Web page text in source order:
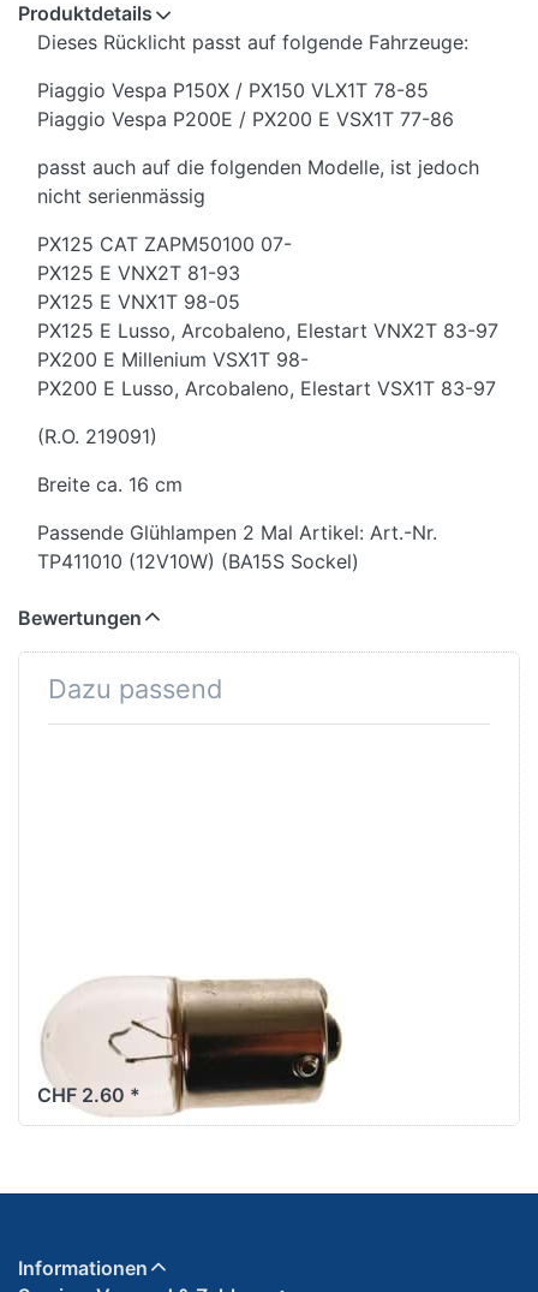
Produktdetails
Dieses Rücklicht passt auf folgende Fahrzeuge:
Piaggio Vespa P150X / PX150 VLX1T 78-85
Piaggio Vespa P200E / PX200 E VSX1T 77-86
passt auch auf die folgenden Modelle, ist jedoch
nicht serienmässig
PX125 CAT ZAPM50100 07-
PX125 E VNX2T 81-93
PX125 E VNX1T 98-05
PX125 E Lusso, Arcobaleno, Elestart VNX2T 83-97
PX200 E Millenium VSX1T 98-
PX200 E Lusso, Arcobaleno, Elestart VSX1T 83-97
(R.O. 219091)
Breite ca. 16 cm
Passende Glühlampen 2 Mal Artikel: Art.-Nr.
TP411010 (12V10W) (BA15S Sockel)
Bewertungen
Dazu passend
Blinker-/Rücklichtbirne
12V/10W, Sockel
BA15S, weiss
CHF 2.60 *
Informationen